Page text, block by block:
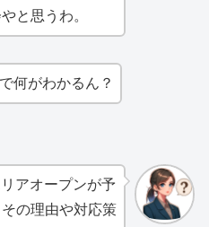
と思うわ。
何がわかるん？
アオープンが予
の理由や対応策